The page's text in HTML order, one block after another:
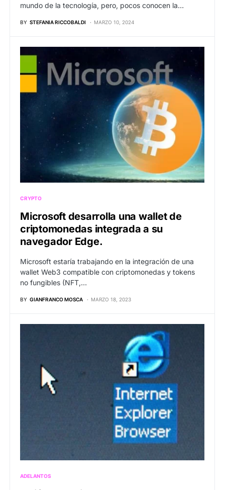
mundo de la tecnología, pero, pocos conocen la…
BY STEFANIA RICCOBALDI MARZO 10, 2024
CRYPTO
Microsoft desarrolla una wallet de
criptomonedas integrada a su
navegador Edge.
Microsoft estaría trabajando en la integración de una
wallet Web3 compatible con criptomonedas y tokens
no fungibles (NFT,…
BY GIANFRANCO MOSCA MARZO 18, 2023
ADELANTOS